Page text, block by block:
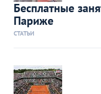
Бесплатные
Париже
СТАТЬИ